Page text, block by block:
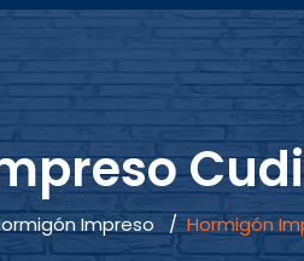
Impreso /Hormigón